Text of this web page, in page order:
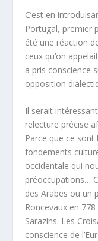
C’est en
Portugal, premier
été une réaction
ceux qu’on
a pris conscience
opposition
Il serait
relecture précise
Parce que ce
fondements
occidentale qui
préoccupations…
des Arabes ou un
Roncevaux en
Sarazins. Les
conscience de